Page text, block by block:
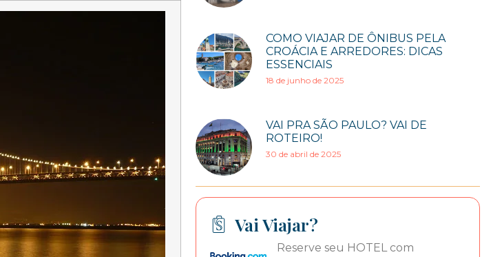
COMO VIAJAR DE ÔNIBUS PELA
CROÁCIA E ARREDORES: DICAS
ESSENCIAIS
18 de junho de 2025
VAI PRA SÃO PAULO? VAI DE
ROTEIRO!
30 de abril de 2025
Vai Viajar?
Reserve seu HOTEL com